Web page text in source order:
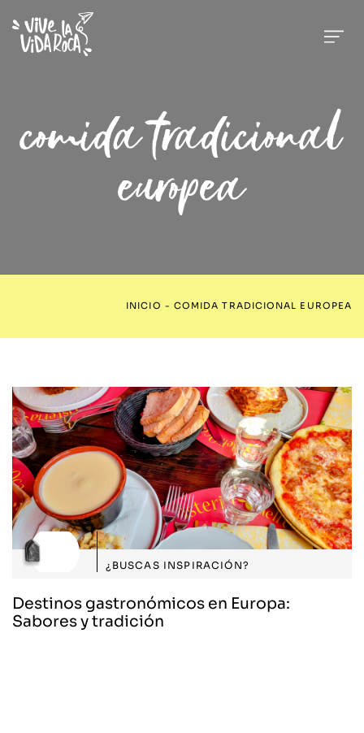
comida tradicional
europea
INICIO - COMIDA TRADICIONAL EUROPEA
¿BUSCAS INSPIRACIÓN?
Destinos gastronómicos en Europa:
Sabores y tradición